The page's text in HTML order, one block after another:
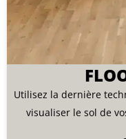
Utilisez la dernière
visualiser le sol de